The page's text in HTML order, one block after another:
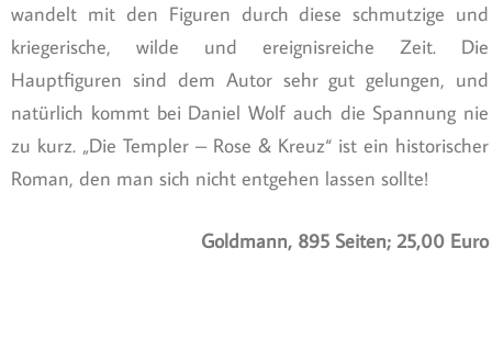
wandelt mit den Figuren durch diese schmutzige und
kriegerische, wilde und ereignisreiche Zeit. Die
Hauptfiguren sind dem Autor sehr gut gelungen, und
natürlich kommt bei Daniel Wolf auch die Spannung nie
zu kurz. „Die Templer – Rose & Kreuz“ ist ein historischer
Roman, den man sich nicht entgehen lassen sollte!
Goldmann, 895 Seiten; 25,00 Euro